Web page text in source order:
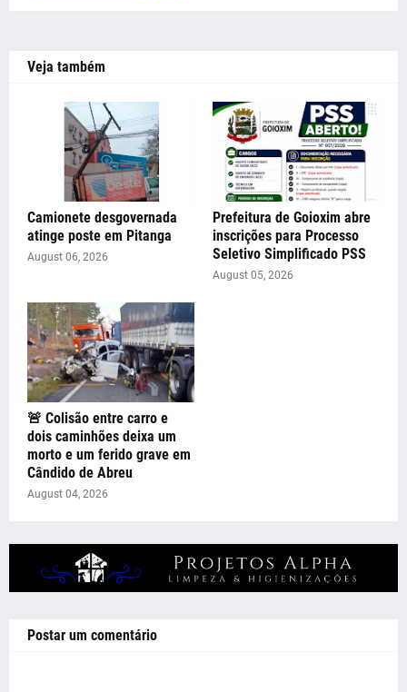
Veja também
Camionete desgovernada
atinge poste em Pitanga
August 06, 2026
Prefeitura de Goioxim abre
inscrições para Processo
Seletivo Simplificado PSS
August 05, 2026
🚨 Colisão entre carro e
dois caminhões deixa um
morto e um ferido grave em
Cândido de Abreu
August 04, 2026
Postar um comentário